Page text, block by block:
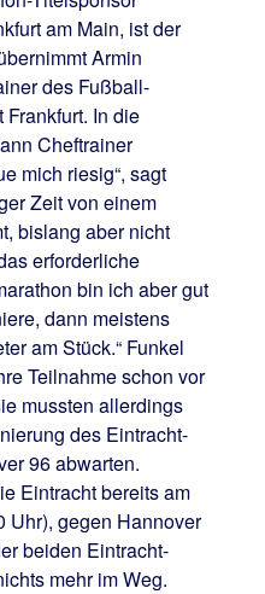
am Main, ist der
Armin
des Fußball-
In die
Cheftrainer
mich riesig“, sagt
Zeit von einem
bislang aber nicht
erforderliche
bin ich aber gut
dann meistens
am Stück.“ Funkel
Teilnahme schon vor
mussten allerdings
des Eintracht-
96 abwarten.
Eintracht bereits am
Uhr), gegen Hannover
beiden Eintracht-
mehr im Weg.